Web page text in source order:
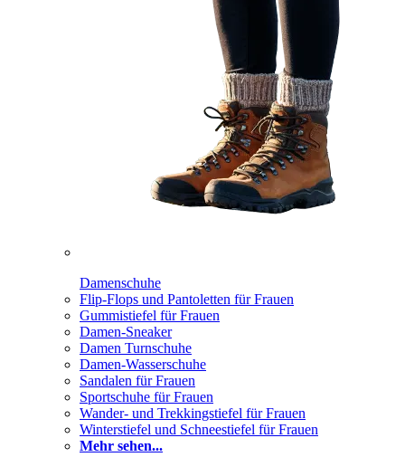
Damenschuhe
Flip-Flops und Pantoletten für Frauen
Gummistiefel für Frauen
Damen-Sneaker
Damen Turnschuhe
Damen-Wasserschuhe
Sandalen für Frauen
Sportschuhe für Frauen
Wander- und Trekkingstiefel für Frauen
Winterstiefel und Schneestiefel für Frauen
Mehr sehen...